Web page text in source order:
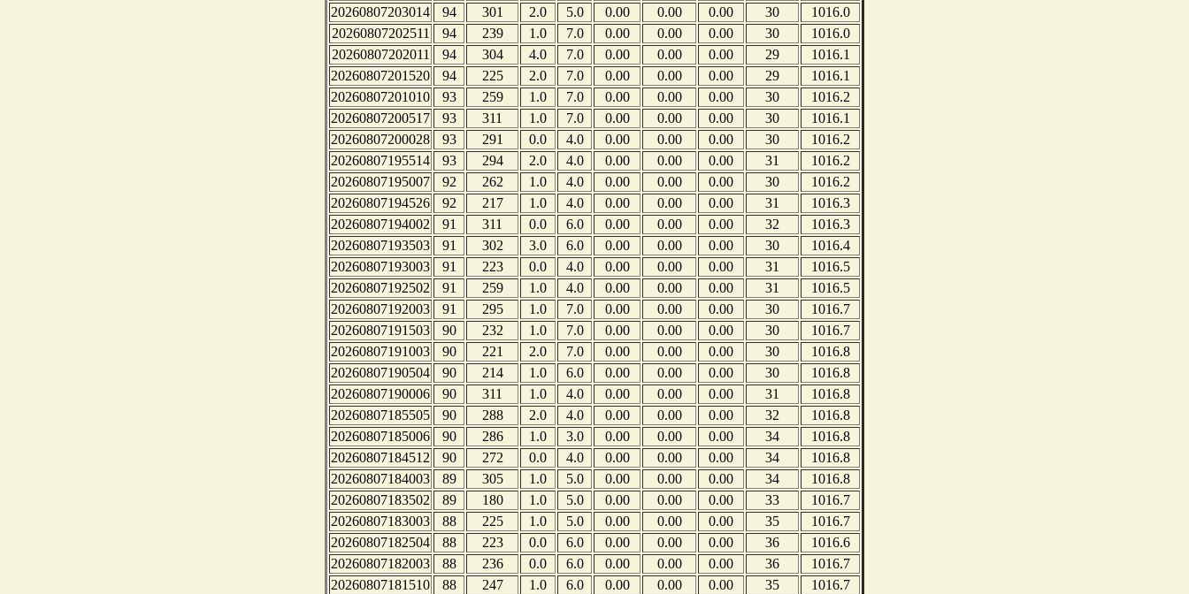
20260807203014
94 301 2.0 5.0 0.00 0.00 0.00 30
1016.0
20260807202511
94 239 1.0 7.0 0.00 0.00 0.00 30
1016.0
20260807202011
94 304 4.0 7.0 0.00 0.00 0.00 29
1016.1
20260807201520
94 225 2.0 7.0 0.00 0.00 0.00 29
1016.1
20260807201010
93 259 1.0 7.0 0.00 0.00 0.00 30
1016.2
20260807200517
93 311 1.0 7.0 0.00 0.00 0.00 30
1016.1
20260807200028
93 291 0.0 4.0 0.00 0.00 0.00 30
1016.2
20260807195514
93 294 2.0 4.0 0.00 0.00 0.00 31
1016.2
20260807195007
92 262 1.0 4.0 0.00 0.00 0.00 30
1016.2
20260807194526
92 217 1.0 4.0 0.00 0.00 0.00 31
1016.3
20260807194002
91 311 0.0 6.0 0.00 0.00 0.00 32
1016.3
20260807193503
91 302 3.0 6.0 0.00 0.00 0.00 30
1016.4
20260807193003
91 223 0.0 4.0 0.00 0.00 0.00 31
1016.5
20260807192502
91 259 1.0 4.0 0.00 0.00 0.00 31
1016.5
20260807192003
91 295 1.0 7.0 0.00 0.00 0.00 30
1016.7
20260807191503
90 232 1.0 7.0 0.00 0.00 0.00 30
1016.7
20260807191003
90 221 2.0 7.0 0.00 0.00 0.00 30
1016.8
20260807190504
90 214 1.0 6.0 0.00 0.00 0.00 30
1016.8
20260807190006
90 311 1.0 4.0 0.00 0.00 0.00 31
1016.8
20260807185505
90 288 2.0 4.0 0.00 0.00 0.00 32
1016.8
20260807185006
90 286 1.0 3.0 0.00 0.00 0.00 34
1016.8
20260807184512
90 272 0.0 4.0 0.00 0.00 0.00 34
1016.8
20260807184003
89 305 1.0 5.0 0.00 0.00 0.00 34
1016.8
20260807183502
89 180 1.0 5.0 0.00 0.00 0.00 33
1016.7
20260807183003
88 225 1.0 5.0 0.00 0.00 0.00 35
1016.7
20260807182504
88 223 0.0 6.0 0.00 0.00 0.00 36
1016.6
20260807182003
88 236 0.0 6.0 0.00 0.00 0.00 36
1016.7
20260807181510
88 247 1.0 6.0 0.00 0.00 0.00 35
1016.7